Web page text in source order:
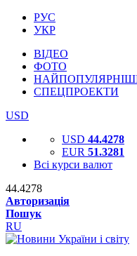
РУС
УКР
ВІДЕО
ФОТО
СПЕЦПРОЕКТИ
USD
USD 44.4278
EUR 51.3281
Всі курси валют
44.4278
Авторизація
Пошук
RU